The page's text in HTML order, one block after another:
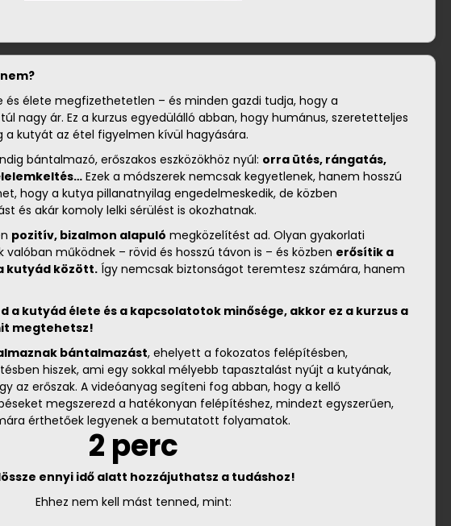
és élete megfizethetetlen – és minden gazdi tudja, hogy a
nagy ár. Ez a kurzus egyedülálló abban, hogy humánus, szeretetteljes
kutyát az étel figyelmen kívül hagyására.
bántalmazó, erőszakos eszközökhöz nyúl: orra ütés, rángatás,
Ezek a módszerek nemcsak kegyetlenek, hanem hosszú
hogy a kutya pillanatnyilag engedelmeskedik, de közben
és akár komoly lelki sérülést is okozhatnak.
pozitív, bizalmon alapuló megközelítést ad. Olyan gyakorlati
működnek – rövid és hosszú távon is – és közben erősítik a
kutyád között. Így nemcsak biztonságot teremtesz számára, hanem
a kutyád élete és a kapcsolatotok minősége, akkor ez a kurzus a
megtehetsz!
bántalmazást, ehelyett a fokozatos felépítésben,
hiszek, ami egy sokkal mélyebb tapasztalást nyújt a kutyának,
az erőszak. A videóanyag segíteni fog abban, hogy a kellő
megszerezd a hatékonyan felépítéshez, mindezt egyszerűen,
érthetőek legyenek a bemutatott folyamatok.
2 perc
ennyi idő alatt hozzájuthatsz a tudáshoz!
Ehhez nem kell mást tenned, mint: